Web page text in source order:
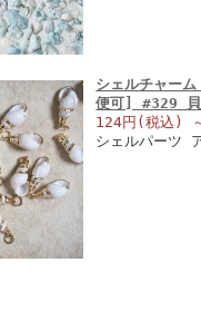
シェルチャー
便可] #329
124円(税込)
シェルパーツ